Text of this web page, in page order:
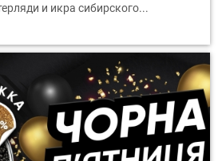
и икра сибирского...